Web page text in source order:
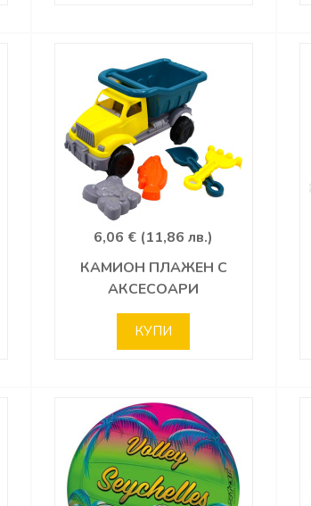
6,06 € (11,86 лв.)
КАМИОН ПЛАЖЕН С
АКСЕСОАРИ
КУПИ